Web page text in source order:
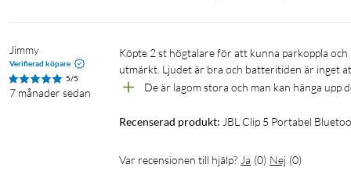
Jimmy
Verifierad köpare
5/5
7 månader sedan
Köpte 2 st högtalare för att kunna parkoppla och lägga dem i ett större rum för underhållningsmusik och det fungerade
utmärkt. Ljudet är bra och batteritiden är inget
De är lagom stora och man kan hänga upp
Recenserad produkt: JBL Clip 5 Portabel
Var recensionen till hjälp? Ja (0) Nej (0)